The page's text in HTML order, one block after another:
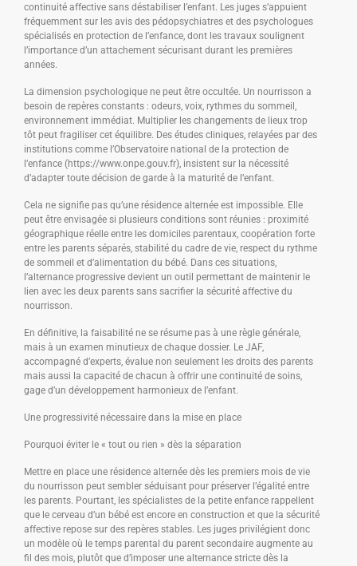
continuité affective sans déstabiliser l’enfant. Les juges s’appuient
fréquemment sur les avis des pédopsychiatres et des psychologues
spécialisés en protection de l’enfance, dont les travaux soulignent
l’importance d’un attachement sécurisant durant les premières
années.
La dimension psychologique ne peut être occultée. Un nourrisson a
besoin de repères constants : odeurs, voix, rythmes du sommeil,
environnement immédiat. Multiplier les changements de lieux trop
tôt peut fragiliser cet équilibre. Des études cliniques, relayées par des
institutions comme l’Observatoire national de la protection de
l’enfance (https://www.onpe.gouv.fr), insistent sur la nécessité
d’adapter toute décision de garde à la maturité de l’enfant.
Cela ne signifie pas qu’une résidence alternée est impossible. Elle
peut être envisagée si plusieurs conditions sont réunies : proximité
géographique réelle entre les domiciles parentaux, coopération forte
entre les parents séparés, stabilité du cadre de vie, respect du rythme
de sommeil et d’alimentation du bébé. Dans ces situations,
l’alternance progressive devient un outil permettant de maintenir le
lien avec les deux parents sans sacrifier la sécurité affective du
nourrisson.
En définitive, la faisabilité ne se résume pas à une règle générale,
mais à un examen minutieux de chaque dossier. Le JAF,
accompagné d’experts, évalue non seulement les droits des parents
mais aussi la capacité de chacun à offrir une continuité de soins,
gage d’un développement harmonieux de l’enfant.
Une progressivité nécessaire dans la mise en place
Pourquoi éviter le « tout ou rien » dès la séparation
Mettre en place une résidence alternée dès les premiers mois de vie
du nourrisson peut sembler séduisant pour préserver l’égalité entre
les parents. Pourtant, les spécialistes de la petite enfance rappellent
que le cerveau d’un bébé est encore en construction et que la sécurité
affective repose sur des repères stables. Les juges privilégient donc
un modèle où le temps parental du parent secondaire augmente au
fil des mois, plutôt que d’imposer une alternance stricte dès la